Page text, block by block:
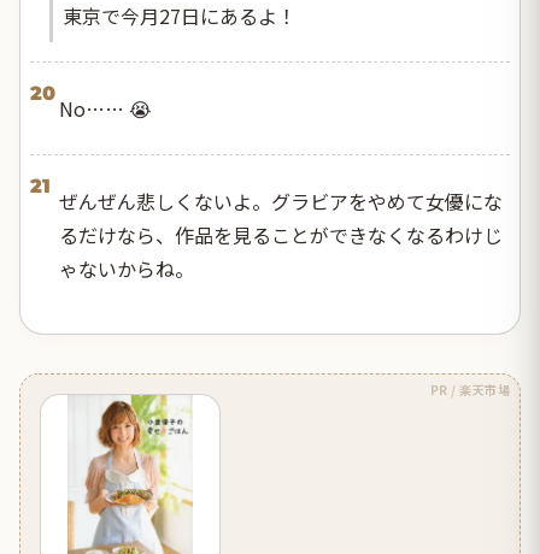
東京で今月27日にあるよ！
20
No…… 😭
21
ぜんぜん悲しくないよ。グラビアをやめて女優にな
るだけなら、作品を見ることができなくなるわけじ
ゃないからね。
PR / 楽天市場